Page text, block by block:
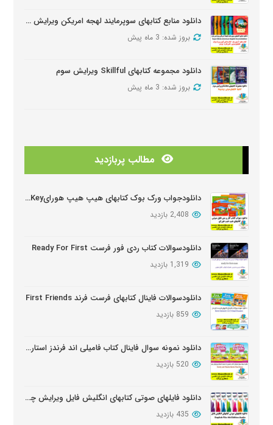
دانلود منابع کتابهای سوپرمایند لهجه امریکن ویرایش دومSuper Minds American Second Edition
بروز شده: 3 ماه پیش
دانلود مجموعه کتابهای Skillful ویرایش سوم
بروز شده: 3 ماه پیش
دانلود دوره آموزشی Wider World ویرایش دوم
دانلود سوالات کتابهای Oxford Discover
مطالب پربازدید
دانلودجواب ورک بوک کتابهای هیپ هیپ هورایHip Hip Hooray Workbook Key
2,408 بازدید
دانلودسوالات کتاب ردی فور فرست Ready For First
1,319 بازدید
دانلودسوالات فاینال کتابهای فرست فرند First Friends
859 بازدید
دانلود نمونه سوال فاینال کتاب فامیلی اند فرندز استارتر ویرایش دوم
520 بازدید
دانلود فایلهای صوتی کتابهای انگلیش فایل ویرایش چهارم English File Edition Audio
435 بازدید